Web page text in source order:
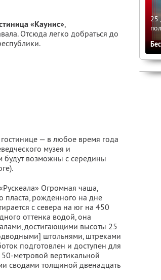
«Каунис»,
Отсюда легко добраться до
— в любое время года
музея и
будут возможны с середины
Огромная чаша,
пласта, рожденного на дне
с севера на юг на 450
оттенка водой, она
достигающими высоты 25
штольнями, штреками
подготовлен и доступен для
метровой вертикальной
сводами толщиной двенадцать
25